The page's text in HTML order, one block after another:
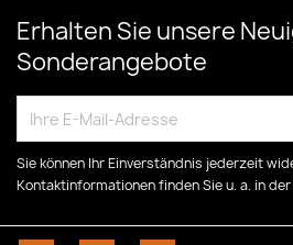
Erhalten Sie unsere
Sonderangebote
Sie können Ihr Einverständnis jederzeit
Kontaktinformationen finden Sie u. a. in